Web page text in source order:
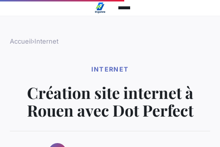
Accueil›Internet
INTERNET
Création site internet à
Rouen avec Dot Perfect